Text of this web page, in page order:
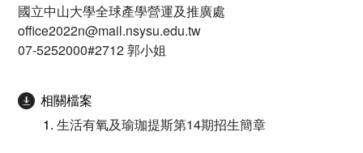
國立中山大學全球產學營運及推廣處
office2022n@mail.nsysu.edu.tw
07-5252000#2712 郭小姐
相關檔案
生活有氧及瑜珈提斯第14期招生簡章